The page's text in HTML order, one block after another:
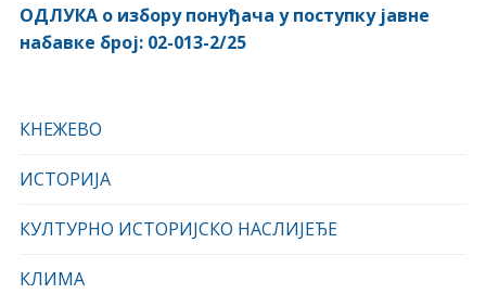
КНЕЖЕВО
ИСТОРИЈА
КУЛТУРНО ИСТОРИЈСКО НАСЛИЈЕЂЕ
КЛИМА
ОДЛУКА о избору понуђача у поступку јавне
набавке број: 02-013-2/25